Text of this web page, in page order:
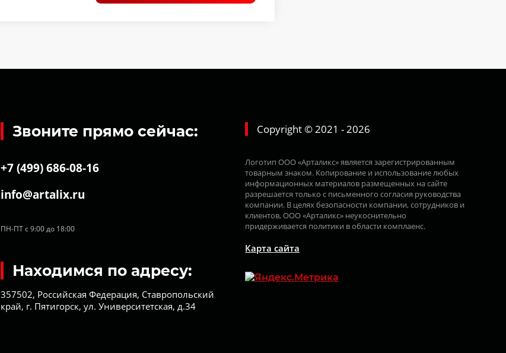
Copyright © 2021 - 2026
Логотип ООО «Арталикс» является зарегистрированным
товарным знаком. Копирование и использование любых
информационных материалов размещенных на сайте
разрешается только с письменного согласия руководства
компании. В целях безопасности компании, сотрудников и
клиентов, ООО «Арталикс» неукоснительно
придерживается политики в области комплаенс.
Карта сайта
Звоните прямо сейчас:
+7 (499) 686-08-16
info@artalix.ru
ПН-ПТ с 9:00 до 18:00
Находимся по адресу:
357502, Российская Федерация, Ставропольский
край, г. Пятигорск, ул. Университетская, д.34